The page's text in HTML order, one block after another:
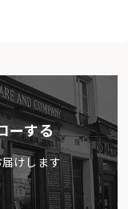
ーする
けします